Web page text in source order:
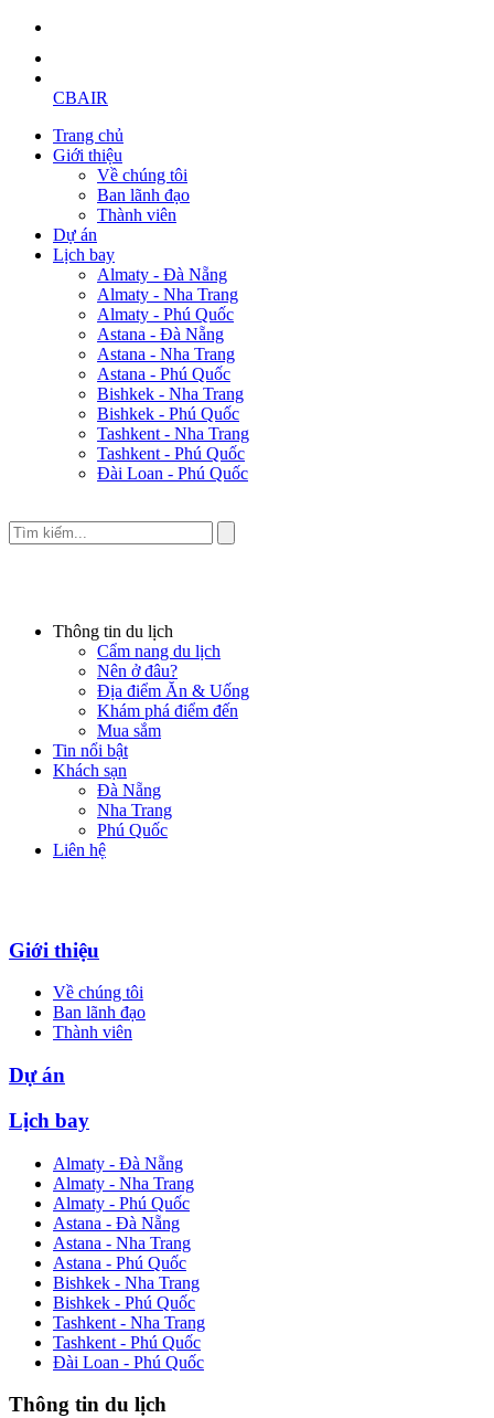
CBAIR
Trang chủ
Giới thiệu
Về chúng tôi
Ban lãnh đạo
Thành viên
Dự án
Lịch bay
Almaty - Đà Nẵng
Almaty - Nha Trang
Almaty - Phú Quốc
Astana - Đà Nẵng
Astana - Nha Trang
Astana - Phú Quốc
Bishkek - Nha Trang
Bishkek - Phú Quốc
Tashkent - Nha Trang
Tashkent - Phú Quốc
Đài Loan - Phú Quốc
Thông tin du lịch
Cẩm nang du lịch
Nên ở đâu?
Địa điểm Ăn & Uống
Khám phá điểm đến
Mua sắm
Tin nổi bật
Khách sạn
Đà Nẵng
Nha Trang
Phú Quốc
Liên hệ
Giới thiệu
Về chúng tôi
Ban lãnh đạo
Thành viên
Dự án
Lịch bay
Almaty - Đà Nẵng
Almaty - Nha Trang
Almaty - Phú Quốc
Astana - Đà Nẵng
Astana - Nha Trang
Astana - Phú Quốc
Bishkek - Nha Trang
Bishkek - Phú Quốc
Tashkent - Nha Trang
Tashkent - Phú Quốc
Đài Loan - Phú Quốc
Thông tin du lịch